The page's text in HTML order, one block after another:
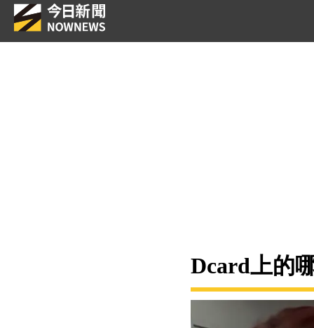
Dcard上的